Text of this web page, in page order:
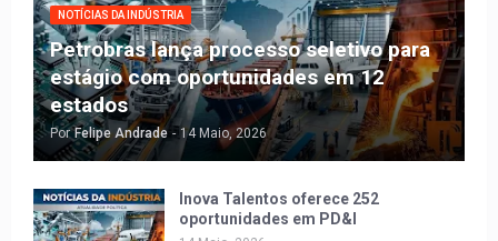
NOTÍCIAS DA INDÚSTRIA
Petrobras lança processo seletivo para
estágio com oportunidades em 12
estados
Por Felipe Andrade - 14 Maio, 2026
Inova Talentos oferece 252
oportunidades em PD&I